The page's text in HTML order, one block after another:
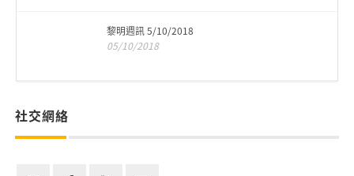
黎明週訊 5/10/2018
05/10/2018
社交網絡